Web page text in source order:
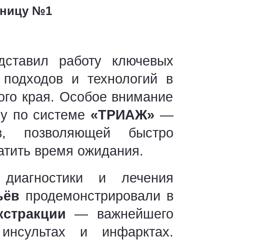
№1
работу ключевых
и технологий в
края. Особое внимание
по системе «ТРИАЖ» —
позволяющей быстро
время ожидания.
и лечения
продемонстрировали в
— важнейшего
и инфарктах.